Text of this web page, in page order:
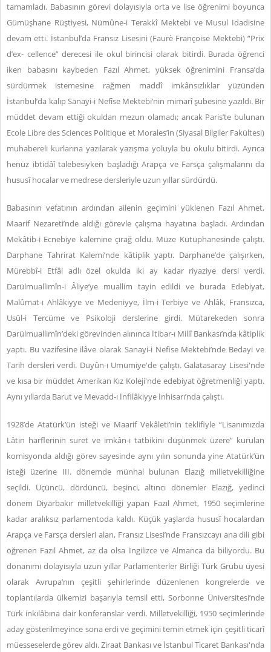
tamamladı. Babasının görevi dolayısıyla orta ve lise öğrenimi boyunca
Gümüşhane Rüştiyesi, Nümûne-i Terakkî Mektebi ve Musul İdadisine
devam etti. İstanbul’da Fransız Lisesini (Faurè Françoise Mektebi) “Prix
d’ex- cellence” derecesi ile okul birincisi olarak bitirdi. Burada öğrenci
iken babasını kaybeden Fazıl Ahmet, yüksek öğrenimini Fransa’da
sürdürmek istemesine rağmen maddî imkânsızlıklar yüzünden
İstanbul’da kalıp Sanayi-i Nefîse Mektebi’nin mimarî şubesine yazıldı. Bir
müddet devam ettiği okuldan mezun olamadı; ancak Paris’te bulunan
Ecole Libre des Sciences Politique et Morales’in (Siyasal Bilgiler Fakültesi)
muhabereli kurlarına yazılarak yazışma yoluyla bu okulu bitirdi. Ayrıca
henüz ibtidâî talebesiyken başladığı Arapça ve Farsça çalışmalarını da
hususî hocalar ve medrese dersleriyle uzun yıllar sürdürdü.
Babasının vefatının ardından ailenin geçimini yüklenen Fazıl Ahmet,
Maarif Nezareti’nde aldığı görevle çalışma hayatına başladı. Ardından
Mekâtib-i Ecnebiye kalemine çırağ oldu. Müze Kütüphanesinde çalıştı.
Darphane Tahrirat Kalemi’nde kâtiplik yaptı. Darphane’de çalışırken,
Mürebbî-i Etfâl adlı özel okulda iki ay kadar riyaziye dersi verdi.
Darülmuallimîn-i Âliye’ye muallim tayin edildi ve burada Edebiyat,
Malûmat-ı Ahlâkiyye ve Medeniyye, İlm-i Terbiye ve Ahlâk, Fransızca,
Usûl-i Tercüme ve Psikoloji derslerine girdi. Mütarekeden sonra
Darülmuallimîn’deki görevinden alınınca İtibar-ı Millî Bankası’nda kâtiplik
yaptı. Bu vazifesine ilâve olarak Sanayi-i Nefise Mektebi’nde Bedayi ve
Tarih dersleri verdi. Duyûn-ı Umumiye'de çalıştı. Galatasaray Lisesi'nde
ve kısa bir müddet Amerikan Kız Koleji'nde edebiyat öğretmenliği yaptı.
Aynı yıllarda Barut ve Mevadd-ı İnfilâkiyye İnhisarı’nda çalıştı.
1928’de Atatürk’ün isteği ve Maarif Vekâleti’nin teklifiyle “Lisanımızda
Lâtin harflerinin suret ve imkân-ı tatbikini düşünmek üzere” kurulan
komisyonda aldığı görev sayesinde aynı yılın sonunda yine Atatürk’ün
isteği üzerine III. dönemde münhal bulunan Elazığ milletvekilliğine
seçildi. Üçüncü, dördüncü, beşinci, altıncı dönemler Elazığ, yedinci
dönem Diyarbakır milletvekilliği yapan Fazıl Ahmet, 1950 seçimlerine
kadar aralıksız parlamentoda kaldı. Küçük yaşlarda hususî hocalardan
Arapça ve Farsça dersleri alan, Fransız Lisesi’nde Fransızcayı ana dili gibi
öğrenen Fazıl Ahmet, az da olsa İngilizce ve Almanca da biliyordu. Bu
donanımı dolayısıyla uzun yıllar Parlamenterler Birliği Türk Grubu üyesi
olarak Avrupa’nın çeşitli şehirlerinde düzenlenen kongrelerde ve
toplantılarda ülkemizi başarıyla temsil etti, Sorbonne Üniversitesi’nde
Türk inkılâbına dair konferanslar verdi. Milletvekilliği, 1950 seçimlerinde
aday gösterilmeyince sona erdi ve geçimini temin etmek için çeşitli ticarî
müesseselerde görev aldı. Ziraat Bankası ve İstanbul Ticaret Bankası'nda